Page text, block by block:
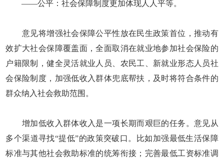
——公平：社会保障制度更加体现人人平等。
意见将增强社会保障公平性放在民生政策首位，推动有
效扩大社会保障覆盖面，全面取消在就业地参加社会保险的
户籍限制，健全灵活就业人员、农民工、新就业形态人员社
会保险制度，加强低收入群体兜底帮扶，及时将符合条件的
群众纳入社会救助范围。
增加低收入群体收入是一项长期而艰巨的任务。意见从
多个渠道寻找“提低”的政策突破口。比如加强最低生活保障
标准与其他社会救助标准的统筹衔接；完善最低工资标准调